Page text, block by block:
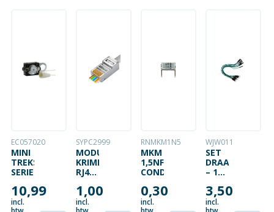
EC057020
MINI
TREKSCHAKELAAR
SERIE
10,99
incl.
SYPC2999
MODULAIRE
KRIMPPLUG
RJ45
CAT6
F/STP
1,00
incl.
RNMKM1N5
MKM
1,5NF
CONDENSATOR
0,30
incl.
WJW011
SET
– 1
MANNELIJK
NAAR
3,50
incl.